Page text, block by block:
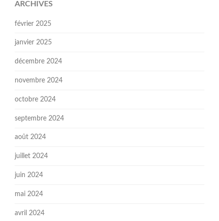
ARCHIVES
février 2025
janvier 2025
décembre 2024
novembre 2024
octobre 2024
septembre 2024
août 2024
juillet 2024
juin 2024
mai 2024
avril 2024